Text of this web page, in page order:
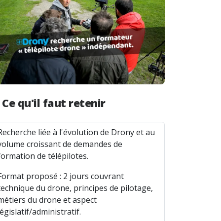
qu'il faut retenir
liée à l'évolution de Drony et au
croissant de demandes de
de télépilotes.
proposé : 2 jours couvrant
du drone, principes de pilotage,
du drone et aspect
administratif.